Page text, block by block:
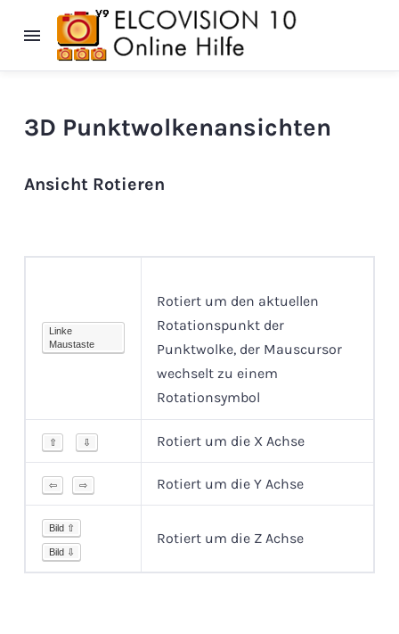
3D Punktwolkenansichten
Ansicht Rotieren
Linke
Maustaste
Rotiert um den aktuellen
Rotationspunkt der
Punktwolke, der Mauscursor
wechselt zu einem
Rotationsymbol
⇧ ⇩ Rotiert um die X Achse
⇦ ⇨ Rotiert um die Y Achse
Bild ⇧
Bild ⇩
Rotiert um die Z Achse